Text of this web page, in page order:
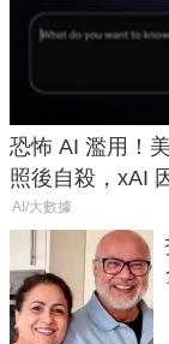
恐怖 AI 濫用！
照後自殺，xAI
AI/大數據